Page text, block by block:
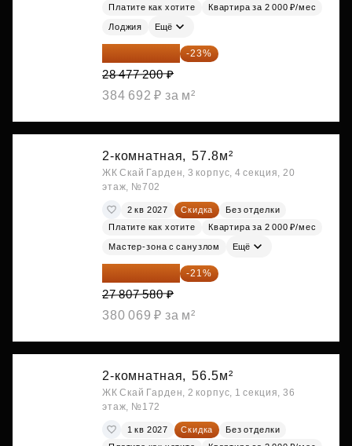
Платите как хотите
Квартира за 2 000 ₽/мес
Лоджия Ещё
21 927 444 ₽ -23%
28 477 200 ₽
384 692 ₽ за м²
2-комнатная, 57.8м²
ЖК Скай Гарден, 3 корпус, 4 секция, 20
этаж, №702
2 кв 2027 Скидка
Без отделки
Платите как хотите
Квартира за 2 000 ₽/мес
Мастер-зона с санузлом Ещё
21 967 988 ₽ -21%
27 807 580 ₽
380 069 ₽ за м²
2-комнатная, 56.5м²
ЖК Скай Гарден, 2 корпус, 1 секция, 36
этаж, №172
1 кв 2027 Скидка
Без отделки